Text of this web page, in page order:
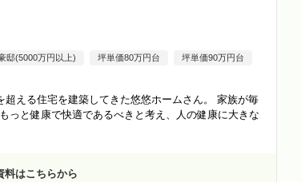
邸(5000万円以上) 坪単価80万円台 坪単価90万円台
える住宅を建築してきた悠悠ホームさん。 家族が毎
っと健康で快適であるべきと考え、人の健康に大きな
料はこちらから